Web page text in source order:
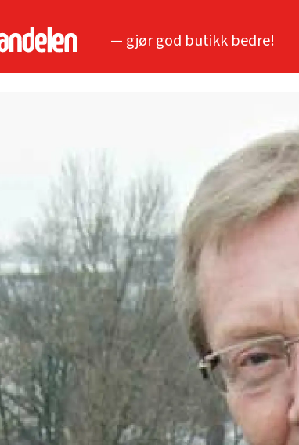
— gjør god butikk bedre!